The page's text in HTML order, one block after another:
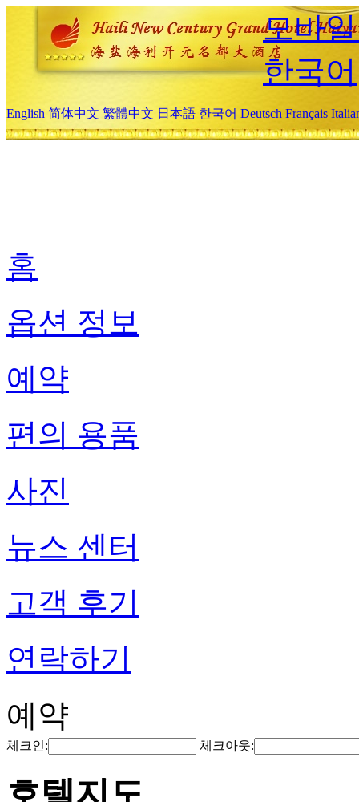
모바
한국어
English 简体中文 繁體中文 日本語 한국어 Deutsch Français
홈
옵션 정보
예약
편의 용품
사진
뉴스 센터
고객 후기
연락하기
예약
체크인: 체크아웃:
호텔지도